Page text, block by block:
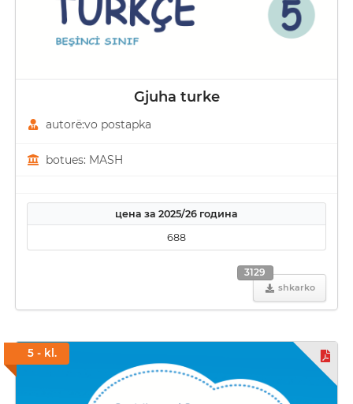
Gjuha turke
autorë:vo postapka
botues: MASH
цена за 2025/26 година
688
shkarko
3129
5 - kl.